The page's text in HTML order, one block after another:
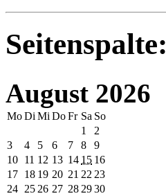
Seitenspalte:
August 2026
MoDi Mi DoFr Sa So
1
2
3
4 5 6 7 8
9
10 11 12 13 14 15 16
17 18 19 20 21 22 23
24 25 26 27 28 2930